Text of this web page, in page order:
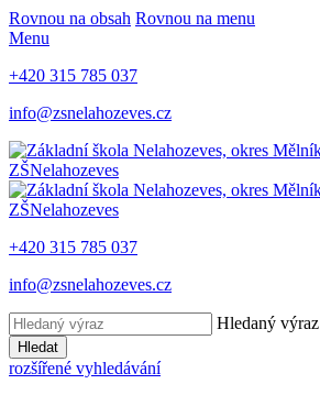
Rovnou na obsah Rovnou na menu
Menu
+420 315 785 037
info@zsnelahozeves.cz
ZŠNelahozeves
ZŠNelahozeves
+420 315 785 037
info@zsnelahozeves.cz
Hledaný výraz
Hledat
rozšířené vyhledávání